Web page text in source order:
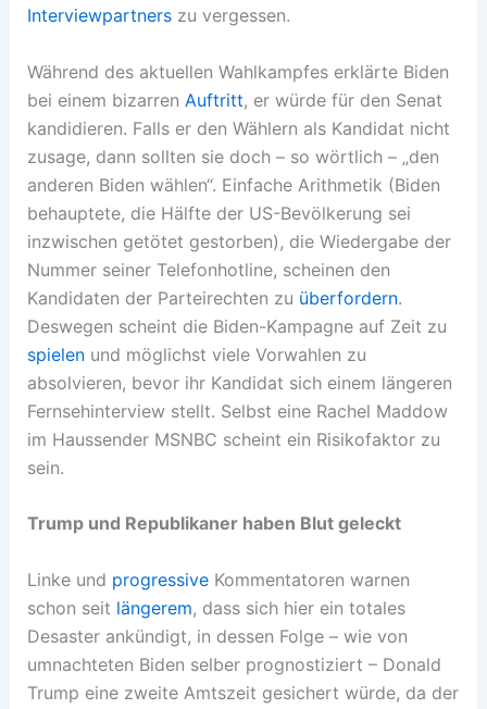
Interviewpartnerszu vergessen.
Während des aktuellen Wahlkampfes erklärte Biden
bei einem bizarren Auftritt, er würde für den Senat
kandidieren. Falls er den Wählern als Kandidat nicht
zusage, dann sollten sie doch – so wörtlich – „den
anderen Biden wählen“. Einfache Arithmetik (Biden
behauptete, die Hälfte der US-Bevölkerung sei
inzwischen getötet gestorben), die Wiedergabe der
Nummer seiner Telefonhotline, scheinen den
Kandidaten der Parteirechten zu überfordern.
Deswegen scheint die Biden-Kampagne auf Zeit zu
spielenund möglichst viele Vorwahlen zu
absolvieren, bevor ihr Kandidat sich einem längeren
Fernsehinterview stellt. Selbst eine Rachel Maddow
im Haussender MSNBC scheint ein Risikofaktor zu
sein.
Trump und Republikaner haben Blut geleckt
Linke und progressiveKommentatoren warnen
schon seit längerem, dass sich hier ein totales
Desaster ankündigt, in dessen Folge – wie von
umnachteten Biden selber prognostiziert – Donald
Trump eine zweite Amtszeit gesichert würde, da der